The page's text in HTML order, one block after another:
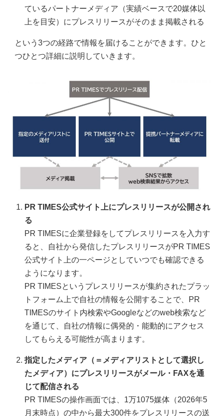
ているパートナーメディア（実績ベースで20媒体以
上を目安）にプレスリリースがそのまま掲載される
という3つの経路で情報を届けることができます。ひと
つひとつ詳細に説明していきます。
PR TIMES公式サイト上にプレスリリースが公開され
る
PR TIMESに企業登録をしてプレスリリースを入力す
ると、自社から発信したプレスリリースがPR TIMES
公式サイト上の一ページとしていつでも確認できる
ようになります。
PR TIMESというプレスリリースが集約されたプラッ
トフォーム上で自社の情報を公開することで、PR
TIMESのサイト内検索やGoogleなどのweb検索など
を通じて、自社の情報に偶発的・能動的にアクセス
してもらえる可能性が高まります。
指定したメディア（＝メディアリストとして選択し
たメディア）にプレスリリースがメール・FAXを通
じて配信される
PR TIMESの操作画面では、1万1075媒体（2026年5
月末時点）の中から最大300件をプレスリリースの送